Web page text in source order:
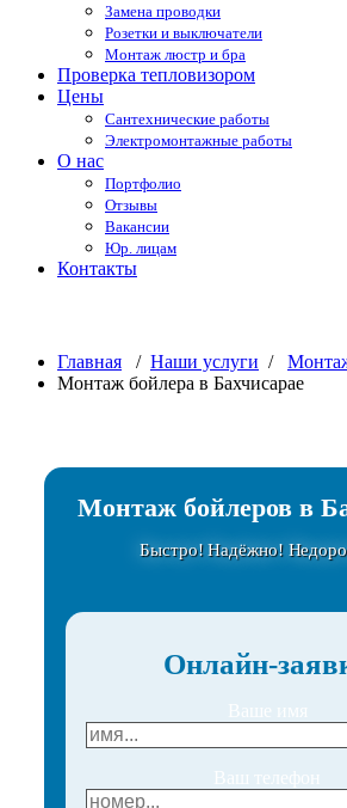
Замена проводки
Розетки и выключатели
Монтаж люстр и бра
Проверка тепловизором
Цены
Сантехнические работы
Электромонтажные работы
О нас
Портфолио
Отзывы
Вакансии
Юр. лицам
Контакты
Главная / Наши услуги /
Монтаж бойлера в Бахчисарае
Монтаж бойлеров в
Быстро! Надёжно!
Онлайн-
Ваше имя
Ваш телефон